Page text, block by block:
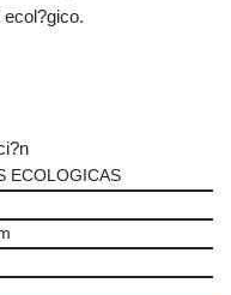
ECOLOGICAS